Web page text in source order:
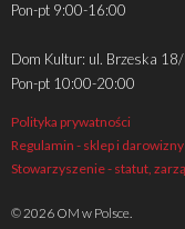
Pon-pt 9:00-16:00
Dom Kultur: ul. Brzeska
Pon-pt 10:00-20:00
Polityka prywatności
Regulamin - sklep i darowizny
Stowarzyszenie - statut,
© 2026 OM w Polsce.